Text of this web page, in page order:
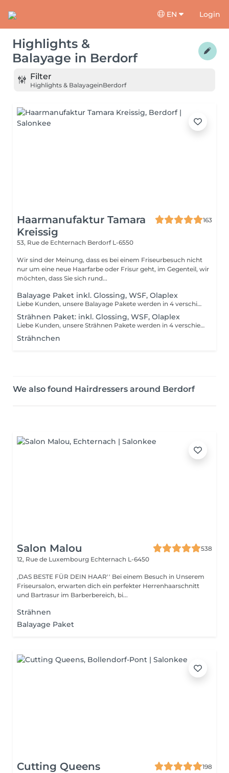
EN Login
Highlights &
Balayage in Berdorf
Filter
Highlights & BalayageinBerdorf
Haarmanufaktur Tamara
Kreissig
163
53, Rue de Echternach Berdorf L-6550
Wir sind der Meinung, dass es bei einem Friseurbesuch nicht
nur um eine neue Haarfarbe oder Frisur geht, im Gegenteil, wir
möchten, dass Sie sich rund...
Balayage Paket inkl. Glossing, WSF, Olaplex
Liebe Kunden, unsere Balayage Pakete werden in 4 verschiedene Pakete unterteilt. Diese Unterteilungen richten sich nach Haarlänge und Haardicke. Ihr könnt uns sonst bei Unklarheiten auch gerne im Salon anrufen. Paket 1 ca. Kinnlanges Haar Paket 2 ca. bis Schulter Paket 3 ca. über Schulter Paket 4 ca. halber Rücken Bitte beachten Sie, dass bei einer falsch ausgewählten Buchungsoption keine Garantie für die Erbringung der Dienstleistung besteht. Danke für Ihr Verständnis.
Strähnen Paket: inkl. Glossing, WSF, Olaplex
Liebe Kunden, unsere Strähnen Pakete werden in 4 verschiedene Pakete unterteilt. Diese Unterteilungen richten sich nach Haarlänge und Haardicke. Paket 1 ca. Kurze Haare Paket 2 ca. bis Kinn Paket 3 ca. über Schulter Paket 4 ca. halber Rücken Bitte beachten Sie, dass bei einer falsch ausgewählten Buchungsoption keine Garantie für die Erbringung der Dienstleistung besteht. Danke für Ihr Verständnis.
Strähnchen
We also found Hairdressers around Berdorf
Salon Malou
538
12, Rue de Luxembourg Echternach L-6450
,DAS BESTE FÜR DEIN HAAR'' Bei einem Besuch in Unserem
Friseursalon, erwarten dich ein perfekter Herrenhaarschnitt
und Bartrasur im Barberbereich, bi...
Strähnen
Balayage Paket
Cutting Queens
198